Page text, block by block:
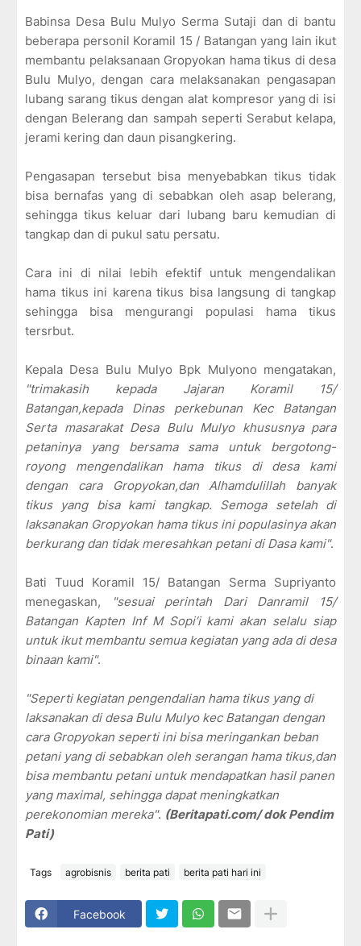
Babinsa Desa Bulu Mulyo Serma Sutaji dan di bantu
beberapa personil Koramil 15 / Batangan yang lain ikut
membantu pelaksanaan Gropyokan hama tikus di desa
Bulu Mulyo, dengan cara melaksanakan pengasapan
lubang sarang tikus dengan alat kompresor yang di isi
dengan Belerang dan sampah seperti Serabut kelapa,
jerami kering dan daun pisangkering.
Pengasapan tersebut bisa menyebabkan tikus tidak
bisa bernafas yang di sebabkan oleh asap belerang,
sehingga tikus keluar dari lubang baru kemudian di
tangkap dan di pukul satu persatu.
Cara ini di nilai lebih efektif untuk mengendalikan
hama tikus ini karena tikus bisa langsung di tangkap
sehingga bisa mengurangi populasi hama tikus
tersrbut.
Kepala Desa Bulu Mulyo Bpk Mulyono mengatakan,
"trimakasih kepada Jajaran Koramil 15/
Batangan,kepada Dinas perkebunan Kec Batangan
Serta masarakat Desa Bulu Mulyo khususnya para
petaninya yang bersama sama untuk bergotong-
royong mengendalikan hama tikus di desa kami
dengan cara Gropyokan,dan Alhamdulillah banyak
tikus yang bisa kami tangkap. Semoga setelah di
laksanakan Gropyokan hama tikus ini populasinya akan
berkurang dan tidak meresahkan petani di Dasa kami".
Bati Tuud Koramil 15/ Batangan Serma Supriyanto
menegaskan,
"sesuai perintah Dari Danramil 15/
Batangan Kapten Inf M Sopi’i kami akan selalu siap
untuk ikut membantu semua kegiatan yang ada di desa
binaan kami".
"Seperti kegiatan pengendalian hama tikus yang di
laksanakan di desa Bulu Mulyo kec Batangan dengan
cara Gropyokan seperti ini bisa meringankan beban
petani yang di sebabkan oleh serangan hama tikus,dan
bisa membantu petani untuk mendapatkan hasil panen
yang maximal, sehingga dapat meningkatkan
perekonomian mereka". (Beritapati.com/ dok Pendim
Pati)
Tags agrobisnis berita pati berita pati hari ini
Facebook